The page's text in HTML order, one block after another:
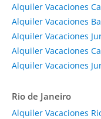
Alquiler Vacaciones
Alquiler Vacaciones
Alquiler Vacaciones
Alquiler Vacaciones
Alquiler Vacaciones
Rio de Janeiro
Alquiler Vacaciones